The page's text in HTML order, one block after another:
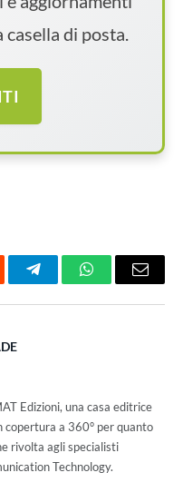
di posta.
TelegramWhatsAppEmail
Edizioni, una casa editrice
copertura a 360° per quanto
rivolta agli specialisti
Technology.